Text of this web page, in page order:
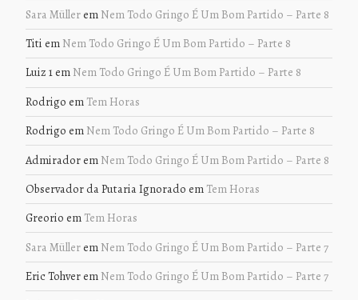
Sara Müllerem Nem Todo Gringo É Um Bom Partido – Parte 8
Titi em Nem Todo Gringo É Um Bom Partido – Parte 8
Luiz 1em Nem Todo Gringo É Um Bom Partido – Parte 8
Rodrigo em Tem Horas
Rodrigo em Nem Todo Gringo É Um Bom Partido – Parte 8
Admiradorem Nem Todo Gringo É Um Bom Partido – Parte 8
Observador da Putaria Ignorado em Tem Horas
Greorio em Tem Horas
Sara Müllerem Nem Todo Gringo É Um Bom Partido – Parte 7
Eric Tohverem Nem Todo Gringo É Um Bom Partido – Parte 7